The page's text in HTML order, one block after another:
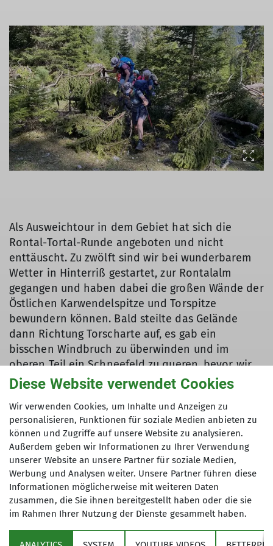
Als Ausweichtour in dem Gebiet hat sich die
Rontal-Tortal-Runde angeboten und nicht
enttäuscht. Zu zwölft sind wir bei wunderbarem
Wetter in Hinterriß gestartet, zur Rontalalm
gegangen und haben dabei die großen Wände der
Östlichen Karwendelspitze und Torspitze
bewundern können. Bald steilte das Gelände
dann Richtung Torscharte auf, es gab ein
bisschen Windbruch zu überwinden und im
oberen Teil ein Schneefeld zu queren, bevor wir
unser Ziel, die Torscharte auf 1815m erreichten.
schönen Frühjahrsblüher machten die großartige
Bergkulisse perfekt.
Nicht perfekt war jedoch der immer stärker
werdende kräftige Wind, der eine Pause hier nicht
zuließ und uns zum Abstieg nötigte.
Ein großes, steiles Schneefeld im östlichen Hang
sodass wir ins weglose Gelände ausweichen
Diese Website verwendet Cookies
Wir verwenden Cookies, um Inhalte und Anzeigen zu
personalisieren, Funktionen für soziale Medien anbieten zu
können und Zugriffe auf unsere Website zu analysieren.
Außerdem geben wir Informationen zu Ihrer Verwendung
unserer Website an unsere Partner für soziale Medien,
Werbung und Analysen weiter. Unsere Partner führen diese
Informationen möglicherweise mit weiteren Daten
zusammen, die Sie ihnen bereitgestellt haben oder die sie
im Rahmen Ihrer Nutzung der Dienste gesammelt haben.